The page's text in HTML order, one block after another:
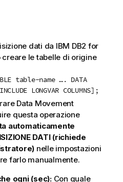
dati da IBM DB2 for
creare le tabelle di origine
table-name …. DATA
LONGVAR COLUMNS];
Data Movement
questa operazione
automaticamente
DATI (richiede
nelle impostazioni
farlo manualmente.
ogni (sec):Con quale